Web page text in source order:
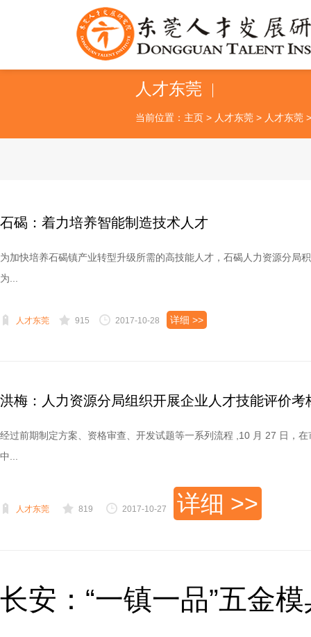
人才东莞
当前位置： 主页 > 人才东莞 > 人才东莞 >
石碣：着力培养智能制造技术人才
为加快培养石碣镇产业转型升级所需的高技能人才，石碣人力资源分局
为...
人才东莞 915 2017-10-28 详细 >>
洪梅：人力资源分局组织开展企业人才技能评价考
经过前期制定方案、资格审查、开发试题等一系列流程 ,10 月 27 日，
中...
人才东莞 819 2017-10-27 详细 >>
长安：“一镇一品”五金